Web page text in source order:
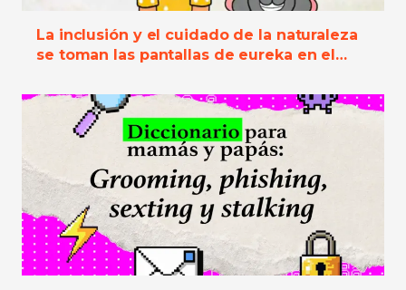
La inclusión y el cuidado de la naturaleza
se toman las pantallas de eureka en el